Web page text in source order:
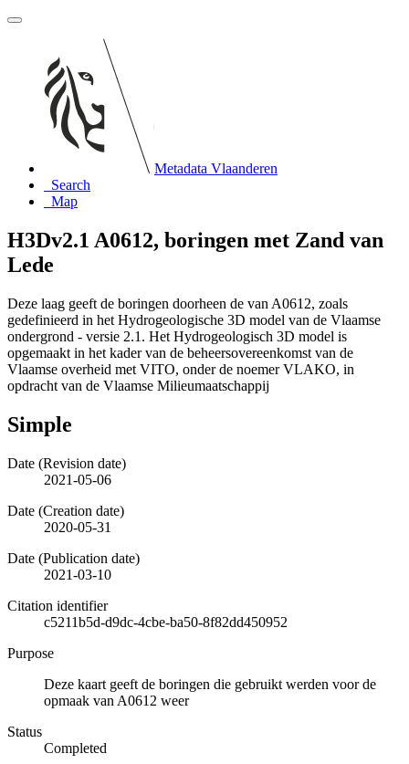
Metadata Vlaanderen
Search
Map
H3Dv2.1 A0612, boringen met Zand van
Lede
Deze laag geeft de boringen doorheen de van A0612, zoals
gedefinieerd in het Hydrogeologische 3D model van de Vlaamse
ondergrond - versie 2.1. Het Hydrogeologisch 3D model is
opgemaakt in het kader van de beheersovereenkomst van de
Vlaamse overheid met VITO, onder de noemer VLAKO, in
opdracht van de Vlaamse Milieumaatschappij
Simple
Date (Revision date)
2021-05-06
Date (Creation date)
2020-05-31
Date (Publication date)
2021-03-10
Citation identifier
c5211b5d-d9dc-4cbe-ba50-8f82dd450952
Purpose
Deze kaart geeft de boringen die gebruikt werden voor de
opmaak van A0612 weer
Status
Completed